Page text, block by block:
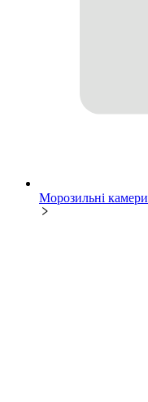
Морозильні камери